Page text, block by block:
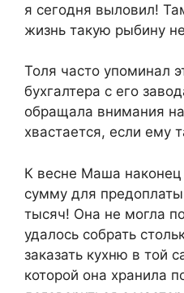
я сегодня выловил!
жизнь такую рыбину
Толя часто упоминал
бухгалтера с его
обращала внимания
хвастается, если ему
К весне Маша
сумму для
тысяч! Она не могла
удалось собрать
заказать кухню в той
которой она хранила